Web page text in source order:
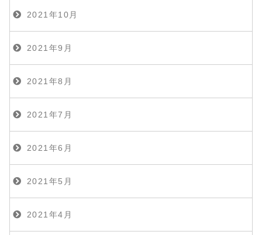
2021年10月
2021年9月
2021年8月
2021年7月
2021年6月
2021年5月
2021年4月